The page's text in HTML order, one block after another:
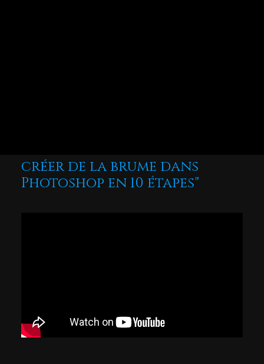
créer de la brume dans
Photoshop en 10 étapes"